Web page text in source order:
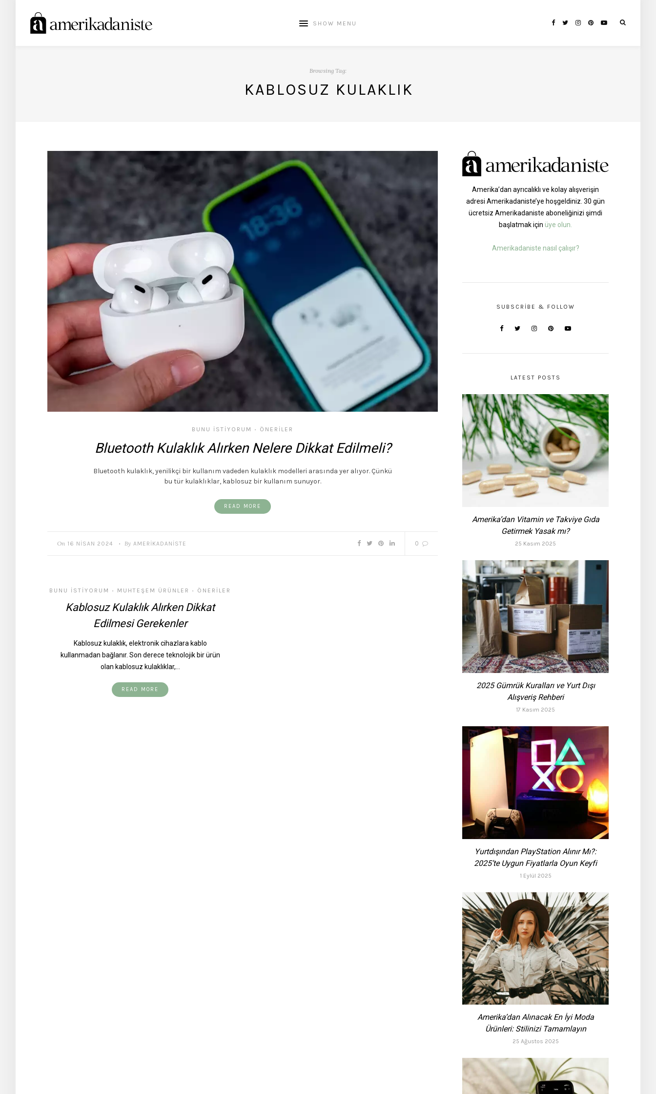
SHOW MENU
Browsing Tag:
KABLOSUZ KULAKLIK
BUNU İSTIYORUM • ÖNERILER
Bluetooth Kulaklık Alırken Nelere Dikkat Edilmeli?
Bluetooth kulaklık, yenilikçi bir kullanım vadeden kulaklık modelleri arasında yer alıyor. Çünkü
bu tür kulaklıklar, kablosuz bir kullanım sunuyor.
READ MORE
On 16 NISAN 2024 • By AMERIKADANISTE 0
BUNU İSTIYORUM • MUHTEŞEM ÜRÜNLER • ÖNERILER
Kablosuz Kulaklık Alırken Dikkat
Edilmesi Gerekenler
Kablosuz kulaklık, elektronik cihazlara kablo
kullanmadan bağlanır. Son derece teknolojik bir ürün
olan kablosuz kulaklıklar,…
READ MORE
Amerika’dan ayrıcalıklı ve kolay alışverişin
adresi Amerikadaniste’ye hoşgeldiniz. 30 gün
ücretsiz Amerikadaniste aboneliğinizi şimdi
başlatmak için üye olun.
Amerikadaniste nasıl çalışır?
SUBSCRIBE & FOLLOW
LATEST POSTS
Amerika’dan Vitamin ve Takviye Gıda
Getirmek Yasak mı?
25 Kasım 2025
2025 Gümrük Kuralları ve Yurt Dışı
Alışveriş Rehberi
17 Kasım 2025
Yurtdışından PlayStation Alınır Mı?:
2025’te Uygun Fiyatlarla Oyun Keyfi
1 Eylül 2025
Amerika’dan Alınacak En İyi Moda
Ürünleri: Stilinizi Tamamlayın
25 Ağustos 2025